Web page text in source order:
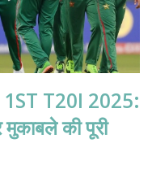
1ST T20I 2025:
मुकाबले की पूरी